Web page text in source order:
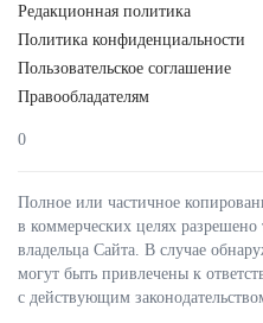
Редакционная политика
Политика конфиденциальности
Пользовательское соглашение
Правообладателям
0
Полное или частичное
в коммерческих целях
владельца Сайта. В случае
могут быть привлечены к
с действующим